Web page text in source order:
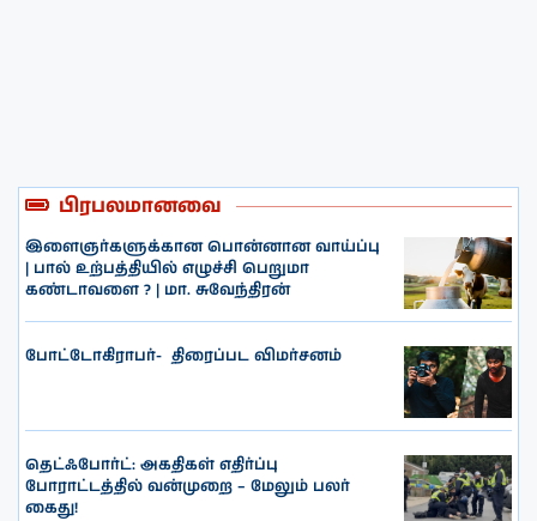
பிரபலமானவை
இளைஞர்களுக்கான பொன்னான வாய்ப்பு
| பால் உற்பத்தியில் எழுச்சி பெறுமா
கண்டாவளை ? | மா. சுவேந்திரன்
போட்டோகிராபர்- ‌ திரைப்பட விமர்சனம்
தெட்ஃபோர்ட்: அகதிகள் எதிர்ப்பு
போராட்டத்தில் வன்முறை – மேலும் பலர்
கைது!